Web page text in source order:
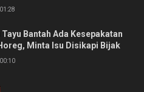
Bantah Ada Kesepakatan
Minta Isu Disikapi Bijak